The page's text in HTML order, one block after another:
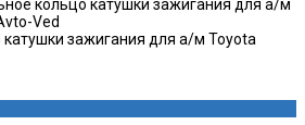
катушки зажигания для а/м Toyota